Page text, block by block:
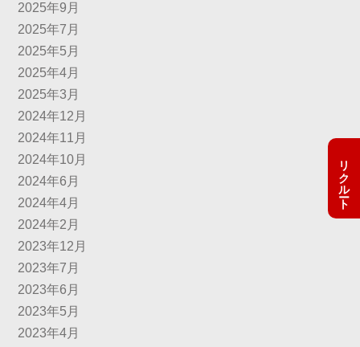
リクルート
2025年9月
2025年7月
2025年5月
2025年4月
2025年3月
2024年12月
2024年11月
2024年10月
2024年6月
2024年4月
2024年2月
2023年12月
2023年7月
2023年6月
2023年5月
2023年4月